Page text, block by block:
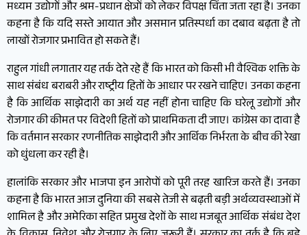
मध्यम उद्योगों और श्रम-प्रधान क्षेत्रों को लेकर विपक्ष चिंता जता रहा है। उनका
कहना है कि यदि सस्ते आयात और असमान प्रतिस्पर्धा का दबाव बढ़ता है तो
लाखों रोजगार प्रभावित हो सकते हैं।
राहुल गांधी लगातार यह तर्क देते रहे हैं कि भारत को किसी भी वैश्विक शक्ति के
साथ संबंध बराबरी और राष्ट्रीय हितों के आधार पर रखने चाहिए। उनका कहना
है कि आर्थिक साझेदारी का अर्थ यह नहीं होना चाहिए कि घरेलू उद्योगों और
रोजगार की कीमत पर विदेशी हितों को प्राथमिकता दी जाए। कांग्रेस का दावा है
कि वर्तमान सरकार रणनीतिक साझेदारी और आर्थिक निर्भरता के बीच की रेखा
को धुंधला कर रही है।
हालांकि सरकार और भाजपा इन आरोपों को पूरी तरह खारिज करते हैं। उनका
कहना है कि भारत आज दुनिया की सबसे तेजी से बढ़ती बड़ी अर्थव्यवस्थाओं में
शामिल है और अमेरिका सहित प्रमुख देशों के साथ मजबूत आर्थिक संबंध देश